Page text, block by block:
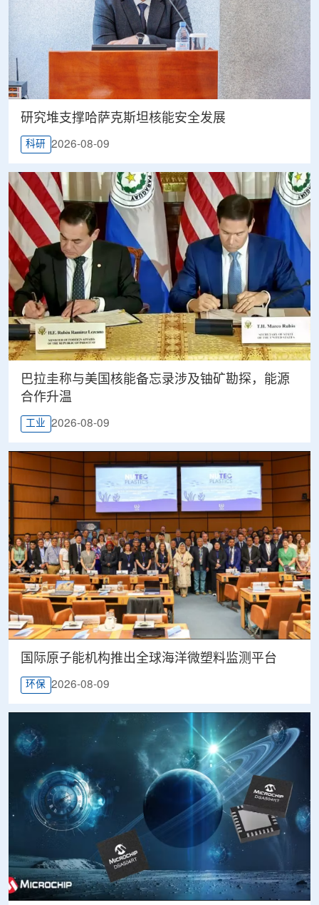
研究堆支撑哈萨克斯坦核能安全发展
科研 2026-08-09
巴拉圭称与美国核能备忘录涉及铀矿勘探，能源
合作升温
工业 2026-08-09
国际原子能机构推出全球海洋微塑料监测平台
环保 2026-08-09